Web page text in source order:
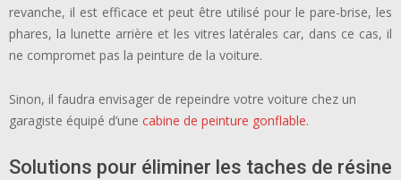
revanche, il est efficace et peut être utilisé pour le pare-brise, les
phares, la lunette arrière et les vitres latérales car, dans ce cas, il
ne compromet pas la peinture de la voiture.
Sinon, il faudra envisager de repeindre votre voiture chez un
garagiste équipé d’une cabine de peinture gonflable.
Solutions pour éliminer les taches de résine